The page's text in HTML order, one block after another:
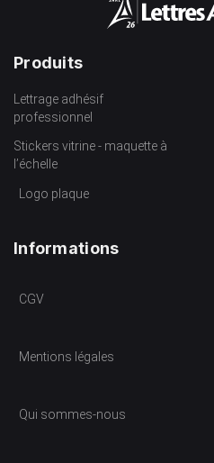
Produits
Lettrage adhésif
professionnel
Stickers vitrine - maquette à
l’échelle
Logo plaque
Informations
CGV
Mentions légales
Qui sommes-nous